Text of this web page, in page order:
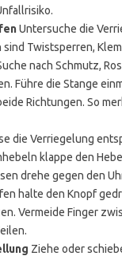
Untersuche die
sind Twistsperren,
nach Schmutz,
Führe die Stange
Richtungen. So
die Verriegelung
klappe den
drehe gegen den
halte den Knopf
Vermeide Finger
Ziehe oder